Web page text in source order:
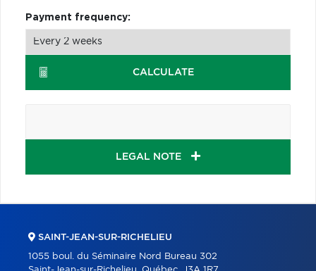
Payment frequency:
CALCULATE
LEGAL NOTE
SAINT-JEAN-SUR-RICHELIEU
1055 boul. du Séminaire Nord Bureau 302